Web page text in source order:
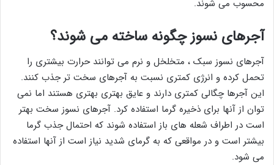
محسوب می شوند.
آجرهای نسوز چگونه ساخته می شوند؟
آجرهای نسوز سبک ، متخلخل و نرم می توانند حرارت بیشتری را
تحمل کرده و انرژی کمتری نسبت به آجرهای سخت تر جذب کنند.
این آجرها چگالی کمتری دارند و عایق بهتری بهتری هستند اما نمی
توان از آنها برای ذخیره گرما استفاده کرد. آجرهای نسوز سخت بهتر
است در اطراف شعله های باز استفاده شوند که احتمال جذب گرما
بیشتر است و در مواقعی که به گرمای شدید نیاز است از آنها استفاده
می شود.